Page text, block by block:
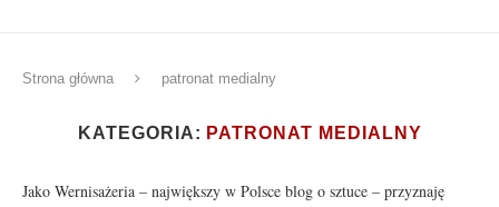
Strona główna patronat medialny
KATEGORIA: PATRONAT MEDIALNY
Jako Wernisażeria – największy w Polsce blog o sztuce – przyznaję